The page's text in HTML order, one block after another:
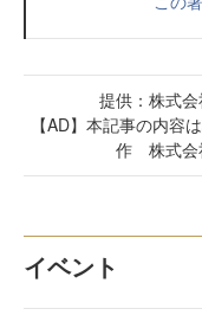
提供：株式
【AD】本記事の内
作 株式会
イベント